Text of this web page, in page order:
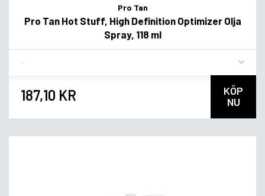
Pro Tan
Pro Tan Hot Stuff, High Definition Optimizer Olja
Spray, 118 ml
187,10 KR
KÖP
NU